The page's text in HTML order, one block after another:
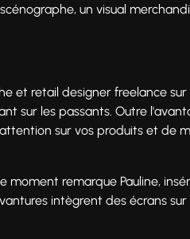
un visual
et retail designer freelance
sur les passants. Outre
sur vos produits et de
remarque Pauline,
intègrent des écrans